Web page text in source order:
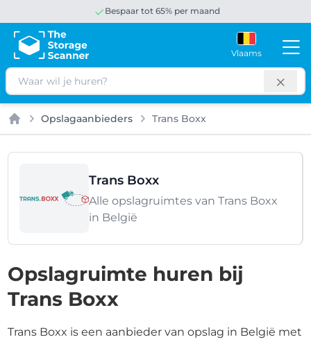
Bespaar tot 65% per maand
Vlaams
Zoeken
Home
Opslagaanbieders Trans Boxx
Trans Boxx
Alle opslagruimtes van Trans Boxx
in België
Opslagruimte huren bij
Trans Boxx
Trans Boxx is een aanbieder van opslag in België met